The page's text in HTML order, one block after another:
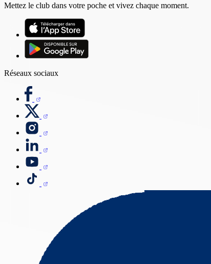
Mettez le club dans votre poche et vivez chaque moment.
Réseaux sociaux